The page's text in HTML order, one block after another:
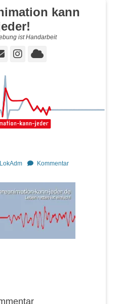
kann
ist Handarbeit
E-
Instagram
Cloud
LokAdm
Kommentar